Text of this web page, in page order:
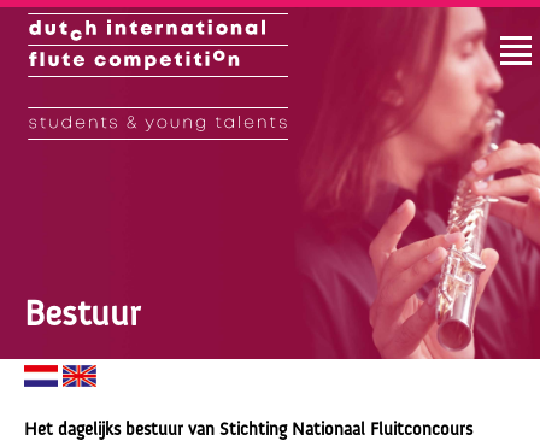
Bestuur
Het dagelijks bestuur van Stichting Nationaal Fluitconcours